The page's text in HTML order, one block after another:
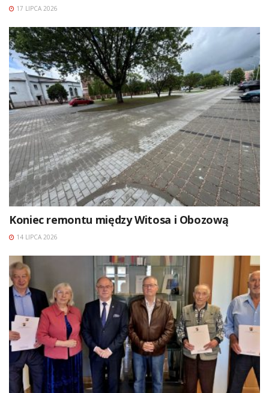
17 LIPCA 2026
Koniec remontu między Witosa i Obozową
14 LIPCA 2026